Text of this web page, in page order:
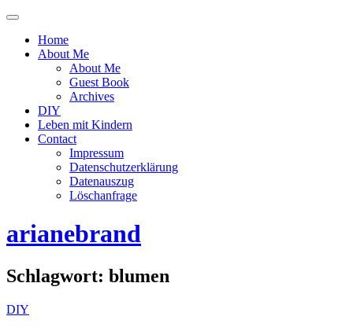
Menü
oder
ausblenden
Home
About Me
About Me
Guest Book
Archives
DIY
Leben mit Kindern
Contact
Impressum
Datenschutzerklärung
Datenauszug
Löschanfrage
arianebrand
Schlagwort: blumen
DIY